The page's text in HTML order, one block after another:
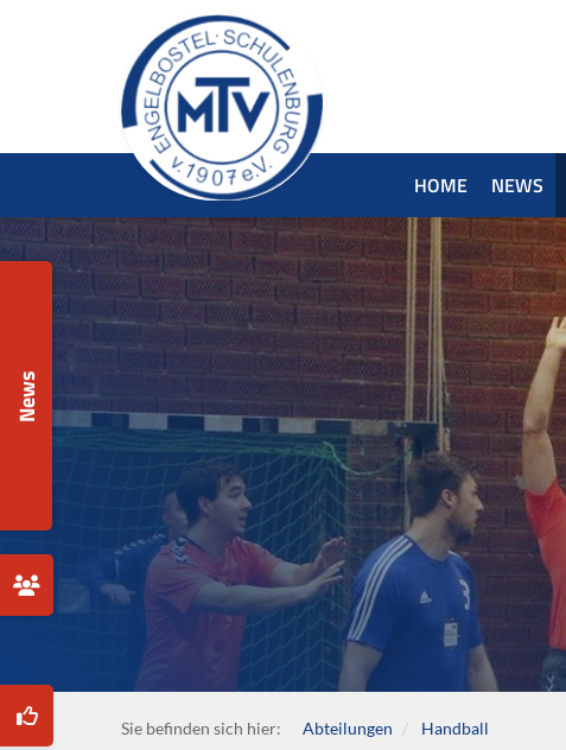
News
HOME NEWS
Sie befinden sich hier: Abteilungen Handball